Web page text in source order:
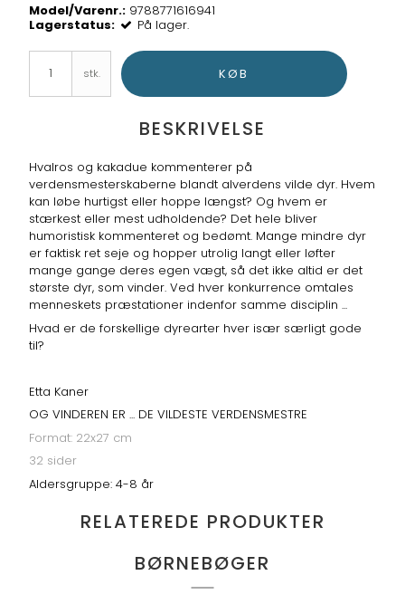
Model/Varenr.: 9788771616941
Lagerstatus:
På lager.
stk. KØB
BESKRIVELSE
Hvalros og kakadue kommenterer på
verdensmesterskaberne blandt alverdens vilde dyr. Hvem
kan løbe hurtigst eller hoppe længst? Og hvem er
stærkest eller mest udholdende? Det hele bliver
humoristisk kommenteret og bedømt. Mange mindre dyr
er faktisk ret seje og hopper utrolig langt eller løfter
mange gange deres egen vægt, så det ikke altid er det
største dyr, som vinder. Ved hver konkurrence omtales
menneskets præstationer indenfor samme disciplin ...
Hvad er de forskellige dyrearter hver især særligt gode
til?
Etta Kaner
OG VINDEREN ER ... DE VILDESTE VERDENSMESTRE
Format: 22x27 cm
32 sider
Aldersgruppe: 4-8 år
RELATEREDE PRODUKTER
BØRNEBØGER